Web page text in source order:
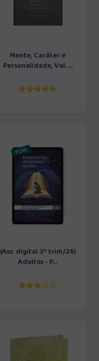
Mente, Caráter e
Personalidade, Vol. ...
(Ass. digital 3º trim/26)
Adultos - P...